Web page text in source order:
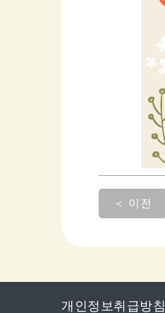
＜ 이전
개인정보취급방침